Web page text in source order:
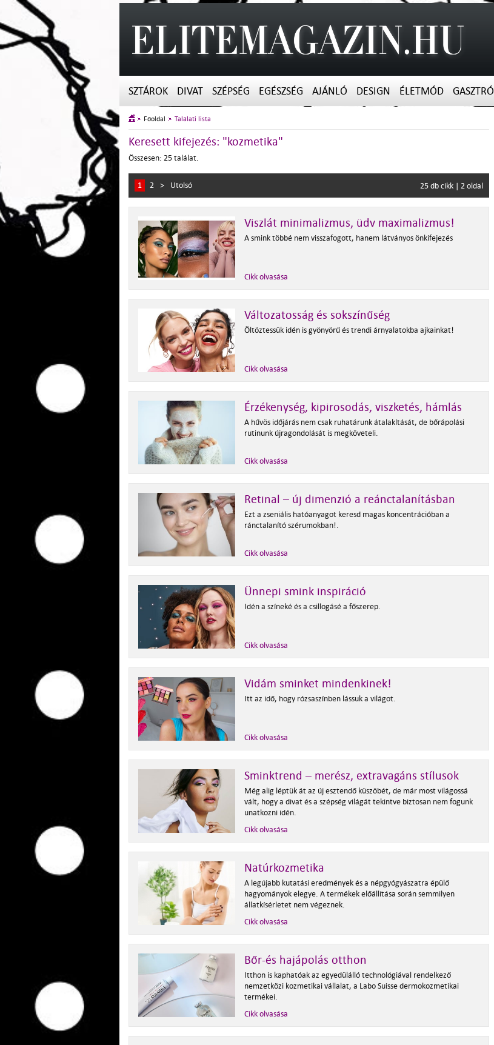
SZTÁROK DIVAT SZÉPSÉG EGÉSZSÉG AJÁNLÓ DESIGN ÉLETMÓD GASZTRÓ
Főoldal Találati lista
Keresett kifejezés: "kozmetika"
Összesen: 25 találat.
1 2 > Utolsó 25 db cikk | 2 oldal
Viszlát minimalizmus, üdv maximalizmus!
A smink többé nem visszafogott, hanem látványos önkifejezés
Cikk olvasása
Változatosság és sokszínűség
Öltöztessük idén is gyönyörű és trendi árnyalatokba ajkainkat!
Cikk olvasása
Érzékenység, kipirosodás, viszketés, hámlás
A hűvös időjárás nem csak ruhatárunk átalakítását, de bőrápolási
rutinunk újragondolását is megköveteli.
Cikk olvasása
Retinal – új dimenzió a reánctalanításban
Ezt a zseniális hatóanyagot keresd magas koncentrációban a
ránctalanító szérumokban!.
Cikk olvasása
Ünnepi smink inspiráció
Idén a színeké és a csillogásé a főszerep.
Cikk olvasása
Vidám sminket mindenkinek!
Itt az idő, hogy rózsaszínben lássuk a világot.
Cikk olvasása
Sminktrend – merész, extravagáns stílusok
Még alig léptük át az új esztendő küszöbét, de már most világossá
vált, hogy a divat és a szépség világát tekintve biztosan nem fogunk
unatkozni idén.
Cikk olvasása
Natúrkozmetika
A legújabb kutatási eredmények és a népgyógyászatra épülő
hagyományok elegye. A termékek előállítása során semmilyen
állatkísérletet nem végeznek.
Cikk olvasása
Bőr-és hajápolás otthon
Itthon is kaphatóak az egyedülálló technológiával rendelkező
nemzetközi kozmetikai vállalat, a Labo Suisse dermokozmetikai
termékei.
Cikk olvasása